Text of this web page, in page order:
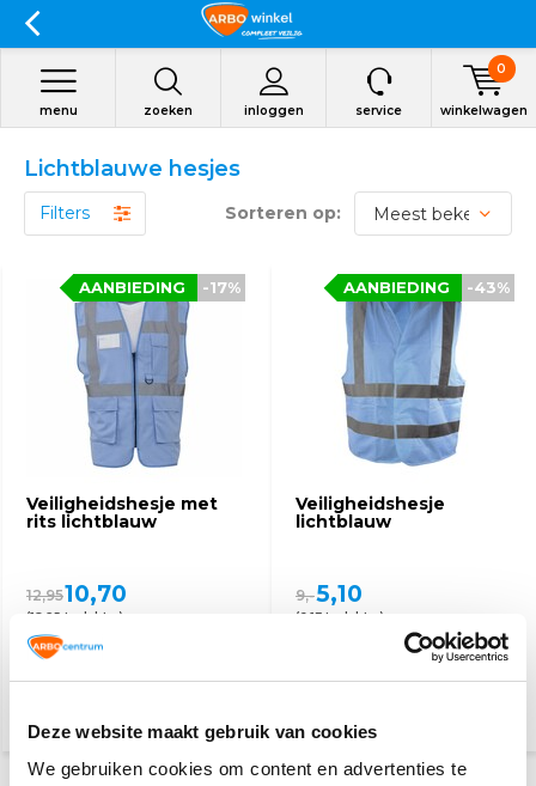
Deze website maakt gebruik van cookies
We gebruiken cookies om content en advertenties te
zoeken inloggen
menu service winkelwagen
0
Lichtblauwe hesjes
Filters Sorteren op:
Veiligheidshesje met
rits lichtblauw
-17%
AANBIEDING
12,9510,70
(12,95 Incl. btw)
Vandaag besteld, dinsdag
in huis
Veiligheidshesje
lichtblauw
-43%
AANBIEDING
9,-5,10
(6,17 Incl. btw)
Vandaag besteld, dinsdag